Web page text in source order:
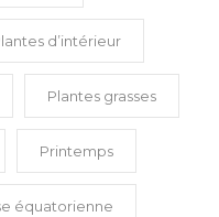
d’intérieur
Plantes grasses
Printemps
équatorienne